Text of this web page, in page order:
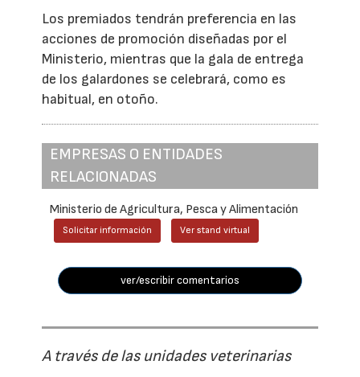
Los premiados tendrán preferencia en las
acciones de promoción diseñadas por el
Ministerio, mientras que la gala de entrega
de los galardones se celebrará, como es
habitual, en otoño.
EMPRESAS O ENTIDADES
RELACIONADAS
Ministerio de Agricultura, Pesca y Alimentación
Solicitar información Ver stand virtual
ver/escribir comentarios
A través de las unidades veterinarias